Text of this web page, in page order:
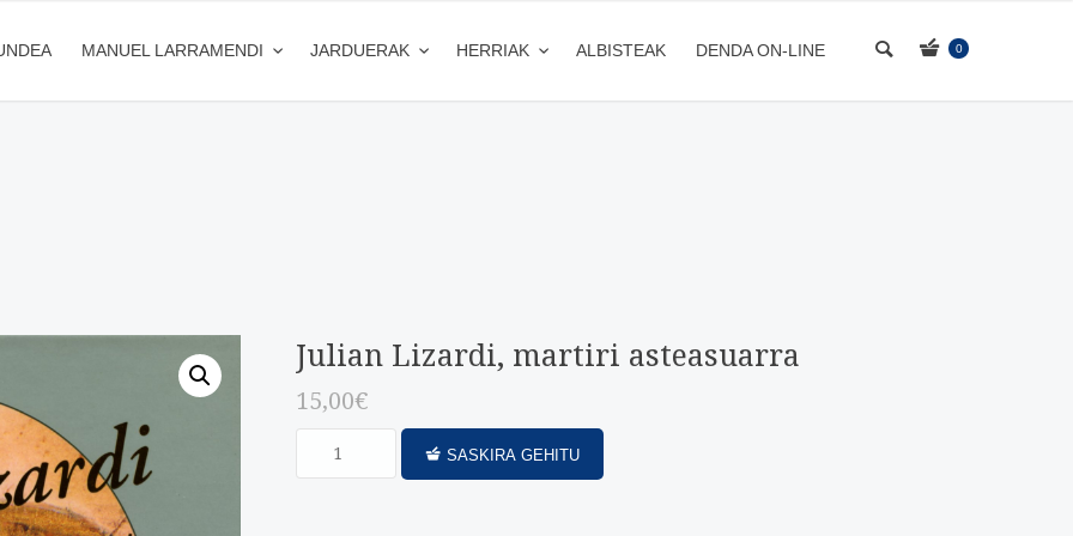
MANUEL LARRAMENDI JARDUERAK HERRIAK ALBISTEAK DENDA ON-LINE 0
Julian Lizardi, martiri asteasuarra
15,00€
SASKIRA GEHITU